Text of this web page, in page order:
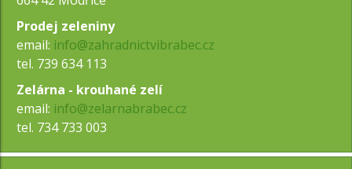
Prodej zeleniny
email: info@zahradnictvibrabec.cz
tel. 739 634 113
Zelárna - krouhané zelí
email: info@zelarnabrabec.cz
tel. 734 733 003